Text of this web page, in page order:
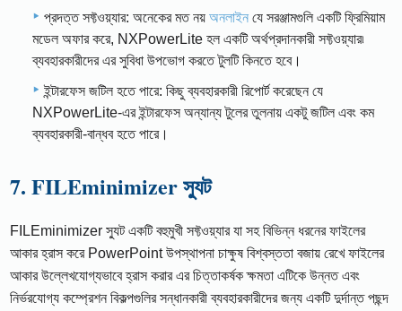
প্রদত্ত সফ্টওয়্যার: অনেকের মত নয় অনলাইন যে সরঞ্জামগুলি একটি ফ্রিমিয়াম
মডেল অফার করে, NXPowerLite হল একটি অর্থপ্রদানকারী সফ্টওয়্যার৷
ব্যবহারকারীদের এর সুবিধা উপভোগ করতে টুলটি কিনতে হবে।
ইন্টারফেস জটিল হতে পারে: কিছু ব্যবহারকারী রিপোর্ট করেছেন যে
NXPowerLite-এর ইন্টারফেস অন্যান্য টুলের তুলনায় একটু জটিল এবং কম
ব্যবহারকারী-বান্ধব হতে পারে।
7. FILEminimizer স্যুট
FILEminimizer স্যুট একটি বহুমুখী সফ্টওয়্যার যা সহ বিভিন্ন ধরনের ফাইলের
আকার হ্রাস করে PowerPoint উপস্থাপনা চাক্ষুষ বিশ্বস্ততা বজায় রেখে ফাইলের
আকার উল্লেখযোগ্যভাবে হ্রাস করার এর চিত্তাকর্ষক ক্ষমতা এটিকে উন্নত এবং
নির্ভরযোগ্য কম্প্রেশন বিকল্পগুলির সন্ধানকারী ব্যবহারকারীদের জন্য একটি দুর্দান্ত পছন্দ